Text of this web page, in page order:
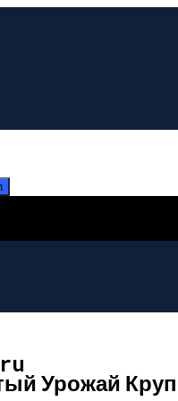
Урожай